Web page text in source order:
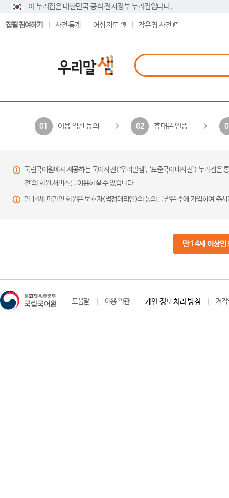
이 누리집은 대한민국 공식 전자정부 누리집입니다.
집필 참여하기 사전 통계 어휘 지도 작은 창 사전
01 이용 약관 동의 02 휴대폰 인증
국립국어원에서 제공하는 국어사전(‘우리말샘’, ‘표준국어대사전’) 누리집
전’의 회원 서비스를 이용하실 수 있습니다.
만 14세 미만인 회원은 보호자(법정대리인)의 동의를 받은 후에 가입하여 주
만 14세 이상인
도움말 이용 약관 개인 정보 처리 방침 저